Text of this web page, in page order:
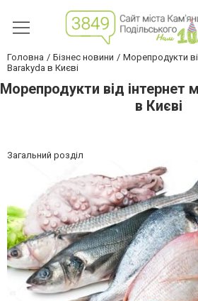
Головна Бізнес новини
Морепродукти
Barakyda в Києві
Морепродукти від інтернет
в Києві
Загальний розділ